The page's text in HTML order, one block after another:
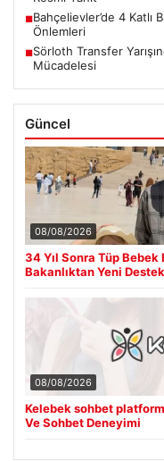
■Bahçelievler’de 4 Katlı
Önlemleri
■Sörloth Transfer
Mücadelesi
Güncel
08/08/2026
34 Yıl Sonra Tüp Bebek
Bakanlıktan Yeni Destek
08/08/2026
Kelebek sohbet
Ve Sohbet Deneyimi